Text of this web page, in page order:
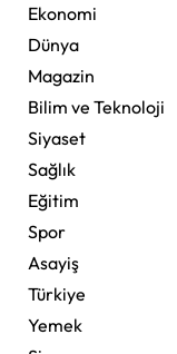
Ekonomi
Dünya
Magazin
Bilim ve Teknoloji
Siyaset
Sağlık
Eğitim
Spor
Asayiş
Türkiye
Yemek